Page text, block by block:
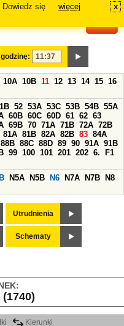
się
więcej x
10A 10B 11 12 13 14 15 16
52 53A 53C 53B 54B 55A
60B 60C 60D 61 62 63
69B 70 71A 71B 72A 72B
81A 81B 82A 82B 83 84A
88B 88C 88D 89 90 91A 91B
99 100 101 201 202 6.
F1
N5A N5B N6 N7A N7B
N8
Utrudnienia
Schematy
Kierunki